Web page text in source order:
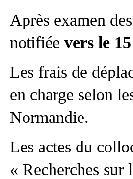
Après examen
notifiée vers le
Les frais de
en charge selon
Normandie.
Les actes du
« Recherches sur